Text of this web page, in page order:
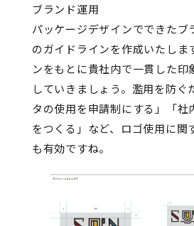
ブランド運用
パッケージデザインでできたブ
のガイドラインを作成いたしま
ンをもとに貴社内で一貫した印
していきましょう。濫用を防ぐ
タの使用を申請制にする」「社
をつくる」など、ロゴ使用に関
も有効ですね。